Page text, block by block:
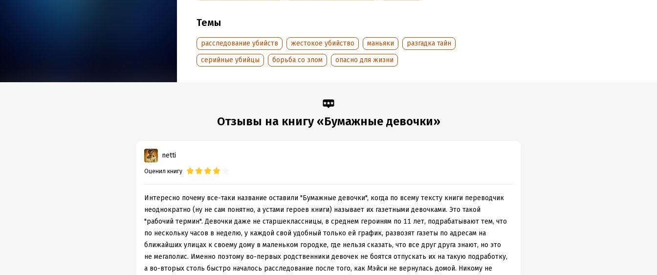
маленькой девочки. Поэтому Мэйси надела дождевик, взяла сумку с газетами и
помчалась сквозь ливень по давно знакомому маршруту.
Вот только в темном подъезде ее уже ждали…
Начальство просит его помочь местной полиции. Ведь похитители детей – это как
втянутым в одно из самых жутких дел в своей жизни.
Подробная информация
Объем:
377206
Год издания: 2025
Дата поступления:
10 августа 2022
Переводчик:Ирина Оганесова
Время на чтение: 6ч.
Темы
расследование убийств жестокое убийство маньяки
разгадка тайн
серийные убийцы
борьба со злом опасно для жизни
Отзывы на книгу «Бумажные девочки»
netti
Оценил книгу
Интересно почему все-таки название оставили "Бумажные девочки", когда по всему тексту книги переводчик
неоднократно (ну не сам понятно, а устами героев книги) называет их газетными девочками. Это такой
"рабочий термин". Девочки даже не старшеклассницы, в среднем героиням по 11 лет, подрабатывают тем, что
по нескольку часов в неделю, у каждой свой удобный только ей график, развозят газеты по адресам на
ближайших улицах к своему дому в маленьком городке, где нельзя сказать, что все друг друга знают, но это
не мегаполис. Именно поэтому во-первых родственники девочек не боятся отпускать их на такую подработку,
а во-вторых столь быстро началось расследование после того, как Мэйси не вернулась домой. Никому не